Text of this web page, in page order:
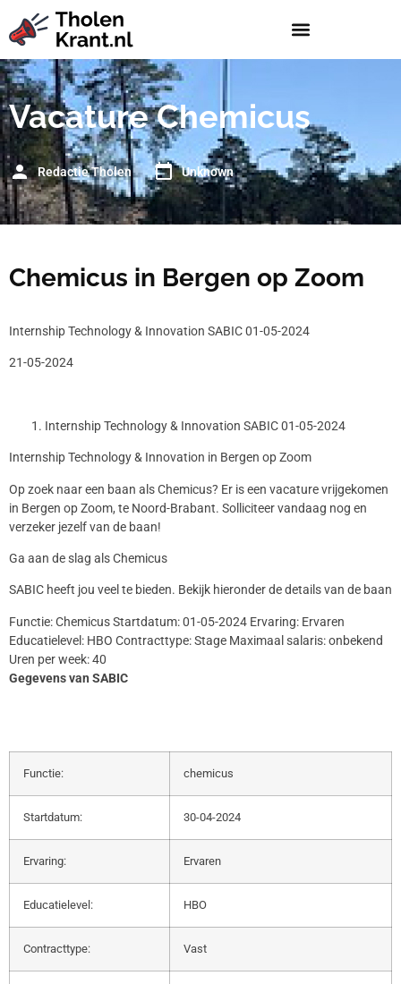
Vacature Chemicus
Redactie Tholen Unknown
Chemicus in Bergen op Zoom
Internship Technology & Innovation SABIC 01-05-2024
21-05-2024
Internship Technology & Innovation SABIC 01-05-2024
Internship Technology & Innovation in Bergen op Zoom
Op zoek naar een baan als Chemicus? Er is een vacature vrijgekomen
in Bergen op Zoom, te Noord-Brabant. Solliciteer vandaag nog en
verzeker jezelf van de baan!
Ga aan de slag als Chemicus
SABIC heeft jou veel te bieden. Bekijk hieronder de details van de baan
Functie: Chemicus Startdatum: 01-05-2024 Ervaring: Ervaren
Educatielevel: HBO Contracttype: Stage Maximaal salaris: onbekend
Uren per week: 40
Gegevens van SABIC
Functie: chemicus
Startdatum: 30-04-2024
Ervaring: Ervaren
Educatielevel: HBO
Contracttype: Vast